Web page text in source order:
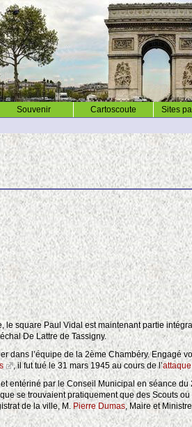
Souvenir Cartoscoute Sites
le square Paul Vidal est maintenant partie
De Lattre de Tassigny.
dans l’équipe de la 2ème Chambéry. Engagé
, il fut tué le 31 mars 1945 au cours de l’
entériné par le Conseil Municipal en séance du
se trouvaient pratiquement que des Scouts
de la ville, M. Pierre Dumas, Maire et